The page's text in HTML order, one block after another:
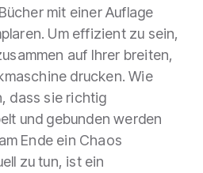
mit einer Auflage
Um effizient zu sein,
auf Ihrer breiten,
drucken. Wie
dass sie richtig
und gebunden werden
Ende ein Chaos
zu tun, ist ein